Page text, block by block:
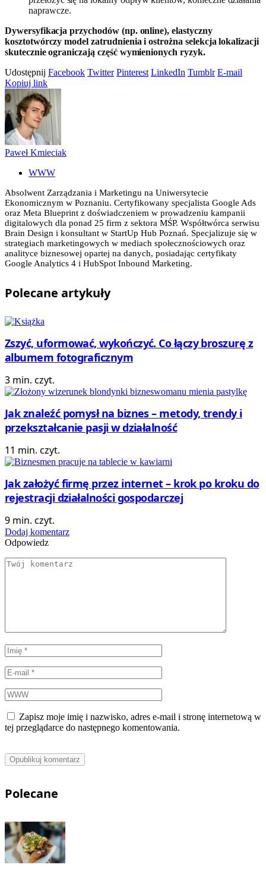
naprawcze.
Dywersyfikacja przychodów (np. online), elastyczny
kosztotwórczy model zatrudnienia i ostrożna selekcja lokalizacji
skutecznie ograniczają część wymienionych ryzyk.
Udostępnij Facebook Twitter Pinterest LinkedIn Tumblr E-mail
Kopiuj link
Paweł Kmieciak
WWW
Absolwent Zarządzania i Marketingu na Uniwersytecie
Ekonomicznym w Poznaniu. Certyfikowany specjalista Google Ads
oraz Meta Blueprint z doświadczeniem w prowadzeniu kampanii
digitalowych dla ponad 25 firm z sektora MŚP. Współtwórca serwisu
Brain Design i konsultant w StartUp Hub Poznań. Specjalizuje się w
strategiach marketingowych w mediach społecznościowych oraz
analityce biznesowej opartej na danych, posiadając certyfikaty
Google Analytics 4 i HubSpot Inbound Marketing.
Polecane artykuły
Zszyć, uformować, wykończyć. Co łączy broszurę z
albumem fotograficznym
3 min. czyt.
Jak znaleźć pomysł na biznes – metody, trendy i
przekształcanie pasji w działalność
11 min. czyt.
Jak założyć firmę przez internet – krok po kroku do
rejestracji działalności gospodarczej
9 min. czyt.
Dodaj komentarz
Odpowiedz
Zapisz moje imię i nazwisko, adres e-mail i stronę internetową w
tej przeglądarce do następnego komentowania.
Polecane